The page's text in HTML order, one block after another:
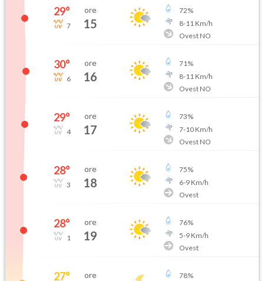
29°
7
ore
15
72%
8-11 Km/h
Ovest NO
30°
6
ore
16
71%
8-11 Km/h
Ovest NO
29°
4
ore
17
73%
7-10Km/h
Ovest NO
28°
3
ore
18
75%
6-9Km/h
Ovest
28°
1
ore
19
76%
5-9Km/h
Ovest
27° ore 78%